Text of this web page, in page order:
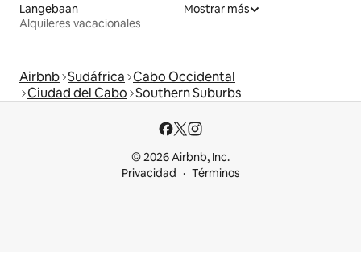
Langebaan
Alquileres vacacionales
Mostrar más
Airbnb Sudáfrica Cabo Occidental
Ciudad del Cabo Southern Suburbs
© 2026 Airbnb, Inc.
Privacidad
Términos